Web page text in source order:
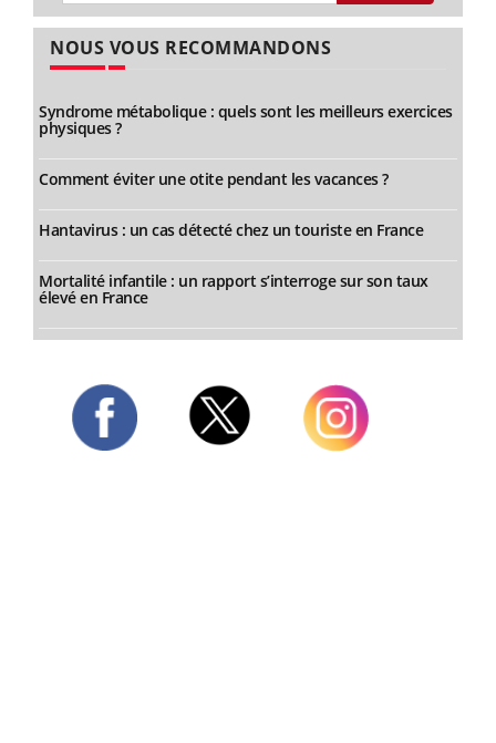
NOUS VOUS RECOMMANDONS
Syndrome métabolique : quels sont les meilleurs exercices
physiques ?
Comment éviter une otite pendant les vacances ?
Hantavirus : un cas détecté chez un touriste en France
Mortalité infantile : un rapport s’interroge sur son taux
élevé en France